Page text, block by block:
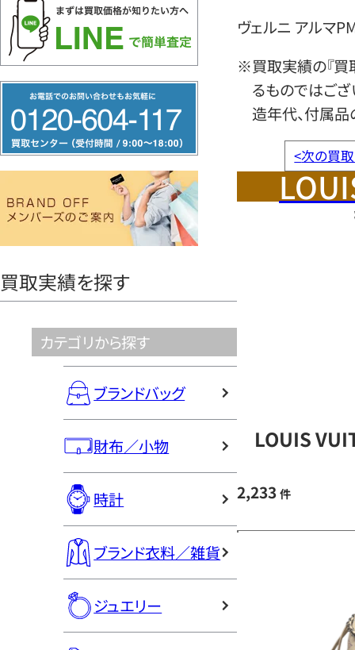
リ
ー
ヤ
買取実績を探す
カテゴリから探す
ブランドバッグ
財布／小物
時計
ブランド衣料／雑貨
ジュエリー
ヴェルニ アルマ
※買取実績の『買
るものではござ
造年代、付属品
<次の買
LOUIS
2,233 件